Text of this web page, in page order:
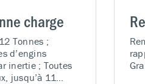
charge
Tonnes ;
d’engins
inertie ; Toutes
jusqu’à 11